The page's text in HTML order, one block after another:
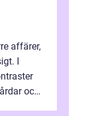
affärer,
I
och